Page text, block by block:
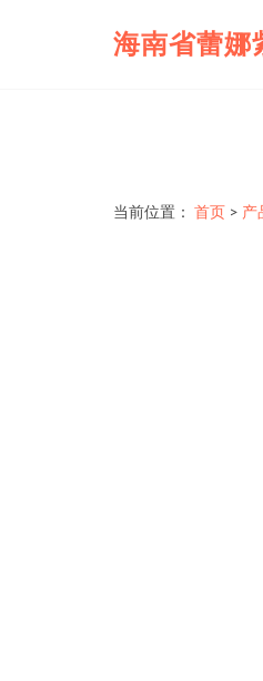
海南省蕾娜
当前位置： 首页 > 产